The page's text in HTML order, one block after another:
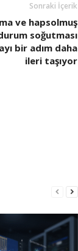
Sonraki İçerik
ve hapsolmuş
soğutması
bir adım daha
ileri taşıyor